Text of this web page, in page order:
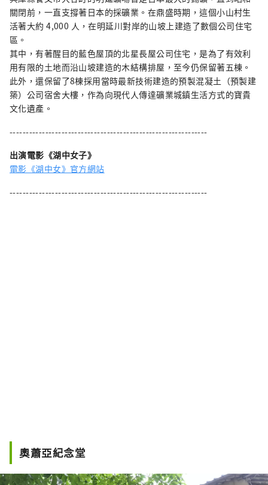
關閉前，一直支撐著日本的採礦業。在鼎盛時期，這個小山村生
活著大約 4,000 人，在明延川對岸的山坡上建造了數個公司住宅
區。
其中，有著醒目的藍色屋頂的北星長屋公司住宅，是為了有效利
用有限的土地而沿山坡建造的木結構排屋，至今仍保留著五棟。
此外，還保留了8棟採用當時最新技術建造的預製混凝土（預製建
築）公司宿舍大樓，作為向現代人傳達礦業城鎮生活方式的寶貴
文化遺產。
-------------------------------------------------------------
出演電影《湖中女子》
電影《湖中女》官方網站
-------------------------------------------------------------
奧蕭亞紀念堂